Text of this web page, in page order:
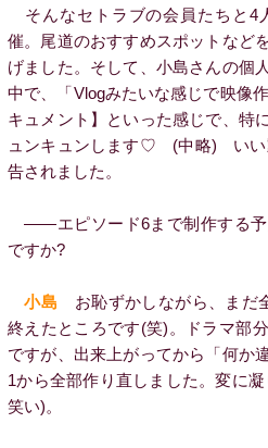
そんなセトラブの会員たちと4
催。尾道のおすすめスポットなど
げました。そして、小島さんの個
中で、「Vlogみたいな感じで映像
キュメント】といった感じで、特
ュンキュンします♡ (中略) いい
告されました。
――エピソード6まで制作する予
ですか?
小島 お恥ずかしながら、まだ
終えたところです(笑)。ドラマ部
ですが、出来上がってから「何か
1から全部作り直しました。変に
笑い)。